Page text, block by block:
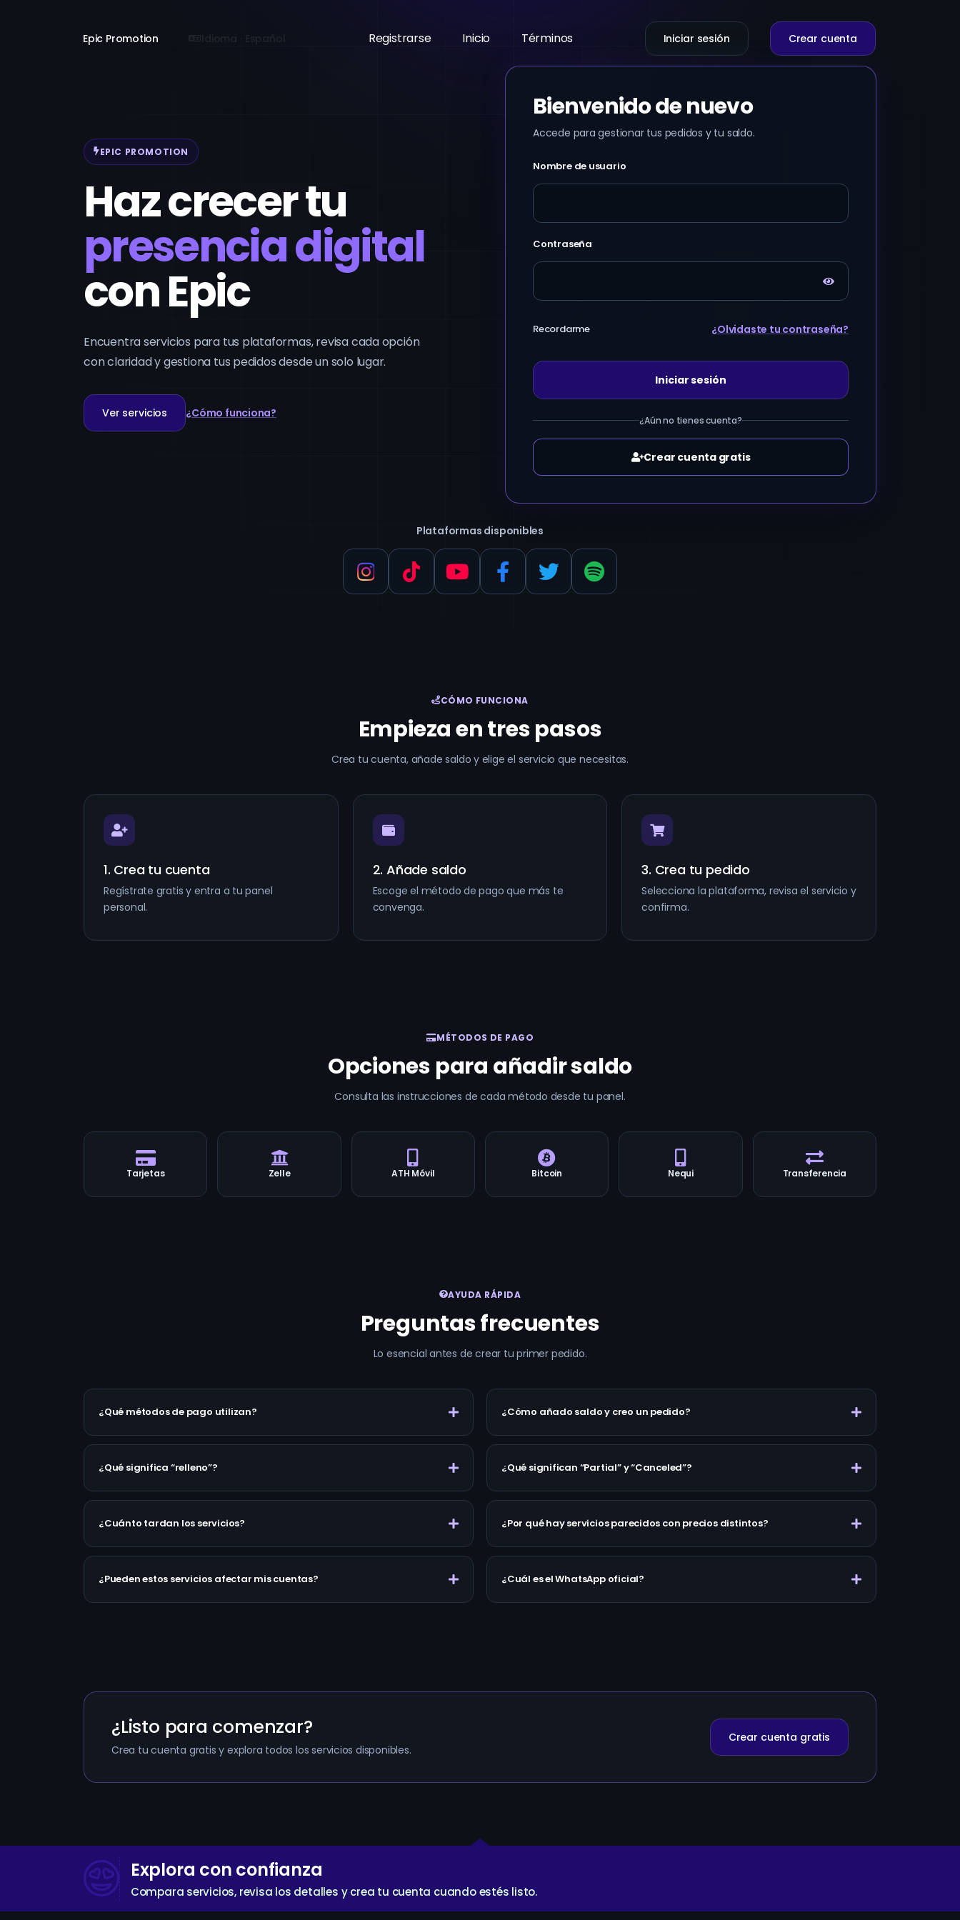
Epic Promotion Registrarse Inicio Términos Iniciar sesión Crear cuenta
EPIC PROMOTION
Haz crecer tu
presencia digital
con Epic
Encuentra servicios para tus plataformas, revisa cada opción
con claridad y gestiona tus pedidos desde un solo lugar.
Ver servicios ¿Cómo funciona?
Bienvenido de nuevo
Accede para gestionar tus pedidos y tu saldo.
Nombre de usuario
Contraseña
Recordarme ¿Olvidaste tu contraseña?
Iniciar sesión
¿Aún no tienes cuenta?
Crear cuenta gratis
Plataformas disponibles
CÓMO FUNCIONA
Empieza en tres pasos
Crea tu cuenta, añade saldo y elige el servicio que necesitas.
1. Crea tu cuenta
Regístrate gratis y entra a tu panel
personal.
2. Añade saldo
Escoge el método de pago que más te
convenga.
3. Crea tu pedido
Selecciona la plataforma, revisa el servicio y
confirma.
MÉTODOS DE PAGO
Opciones para añadir saldo
Consulta las instrucciones de cada método desde tu panel.
Tarjetas Zelle ATH Móvil Bitcoin Nequi Transferencia
AYUDA RÁPIDA
Preguntas frecuentes
Lo esencial antes de crear tu primer pedido.
¿Qué métodos de pago utilizan? ¿Cómo añado saldo y creo un pedido?
¿Qué significa “relleno”? ¿Qué significan “Partial” y “Canceled”?
¿Cuánto tardan los servicios? ¿Por qué hay servicios parecidos con precios distintos?
¿Pueden estos servicios afectar mis cuentas? ¿Cuál es el WhatsApp oficial?
¿Listo para comenzar?
Crea tu cuenta gratis y explora todos los servicios disponibles.
Crear cuenta gratis
Explora con confianza
Compara servicios, revisa los detalles y crea tu cuenta cuando estés listo.